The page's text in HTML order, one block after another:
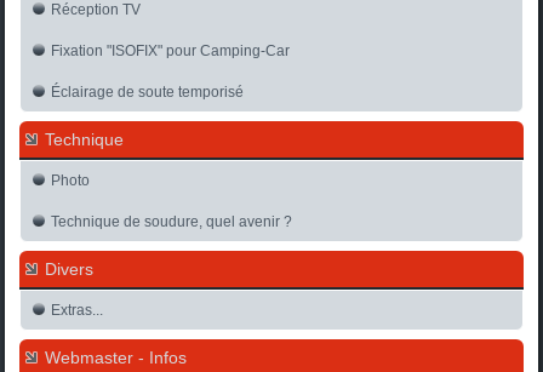
Réception TV
Fixation "ISOFIX" pour Camping-Car
Éclairage de soute temporisé
Technique
Photo
Technique de soudure, quel avenir ?
Divers
Extras...
Webmaster - Infos